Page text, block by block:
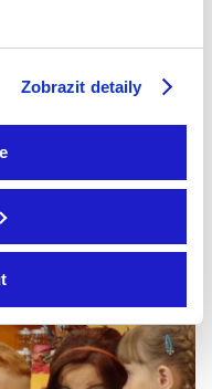
Zobrazit detaily
partnerů,